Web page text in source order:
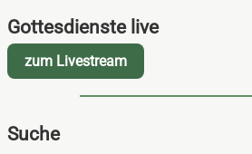
Gottesdienste live
zum Livestream
Suche